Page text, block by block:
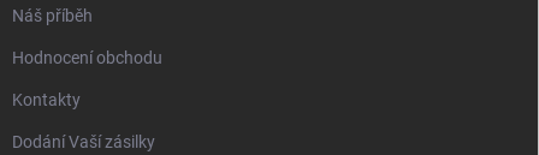
Náš příběh
Hodnocení obchodu
Kontakty
Dodání Vaší zásilky